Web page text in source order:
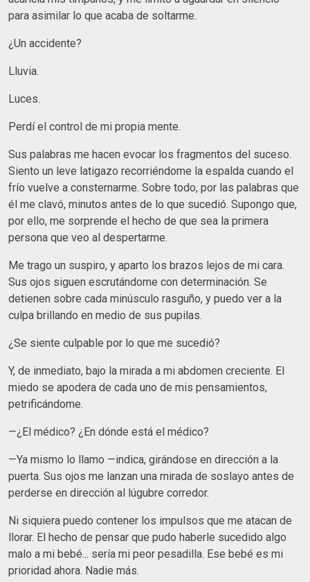
para asimilar lo que acaba de soltarme.
¿Un accidente?
Lluvia.
Luces.
Perdí el control de mi propia mente.
Sus palabras me hacen evocar los fragmentos del suceso.
Siento un leve latigazo recorriéndome la espalda cuando el
frío vuelve a consternarme. Sobre todo, por las palabras que
él me clavó, minutos antes de lo que sucedió. Supongo que,
por ello, me sorprende el hecho de que sea la primera
persona que veo al despertarme.
Me trago un suspiro, y aparto los brazos lejos de mi cara.
Sus ojos siguen escrutándome con determinación. Se
detienen sobre cada minúsculo rasguño, y puedo ver a la
culpa brillando en medio de sus pupilas.
¿Se siente culpable por lo que me sucedió?
Y, de inmediato, bajo la mirada a mi abdomen creciente. El
miedo se apodera de cada uno de mis pensamientos,
petrificándome.
—¿El médico? ¿En dónde está el médico?
—Ya mismo lo llamo —indica, girándose en dirección a la
puerta. Sus ojos me lanzan una mirada de soslayo antes de
perderse en dirección al lúgubre corredor.
Ni siquiera puedo contener los impulsos que me atacan de
llorar. El hecho de pensar que pudo haberle sucedido algo
malo a mi bebé... sería mi peor pesadilla. Ese bebé es mi
prioridad ahora. Nadie más.